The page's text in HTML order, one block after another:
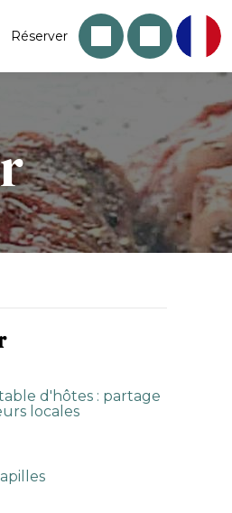
Réserver
d'hôtes : partage
locales